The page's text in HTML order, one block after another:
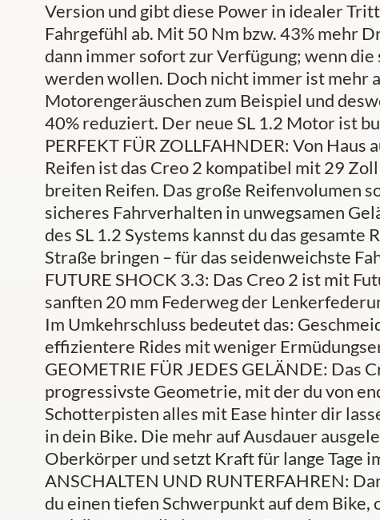
Version und gibt diese Power in idealer
Fahrgefühl ab. Mit 50 Nm bzw. 43% mehr
dann immer sofort zur Verfügung; wenn
werden wollen. Doch nicht immer ist mehr
Motorengeräuschen zum Beispiel und
40% reduziert. Der neue SL 1.2 Motor ist
PERFEKT FÜR ZOLLFAHNDER: Von
Reifen ist das Creo 2 kompatibel mit 29
breiten Reifen. Das große Reifenvolumen
sicheres Fahrverhalten in unwegsamen
des SL 1.2 Systems kannst du das
Straße bringen – für das seidenweichste
FUTURE SHOCK 3.3: Das Creo 2 ist mit
sanften 20 mm Federweg der
Im Umkehrschluss bedeutet das:
effizientere Rides mit weniger
GEOMETRIE FÜR JEDES GELÄNDE: Das
progressivste Geometrie, mit der du von
Schotterpisten alles mit Ease hinter dir
in dein Bike. Die mehr auf Ausdauer
Oberkörper und setzt Kraft für lange Tage
ANSCHALTEN UND RUNTERFAHREN:
du einen tiefen Schwerpunkt auf dem